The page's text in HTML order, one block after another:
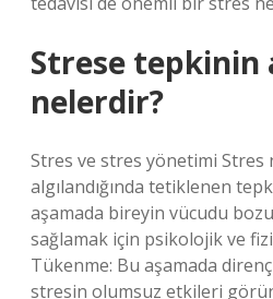
Strese tepkinin
nelerdir?
Stres ve stres yönetimi Stres
algılandığında tetiklenen
aşamada bireyin vücudu
sağlamak için psikolojik ve
Tükenme: Bu aşamada
stresin olumsuz etkileri